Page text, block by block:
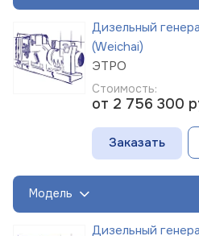
Дизельный
(Weichai)
ЭТРО
Стоимость:
от 2 756 300
Заказать
Модель
Дизельный